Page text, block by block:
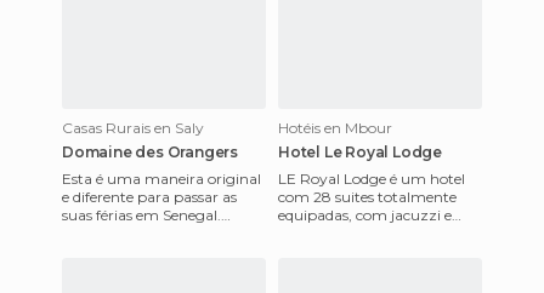
Casas Rurais en Saly
Domaine des Orangers
Esta é uma maneira original
e diferente para passar as
suas férias em Senegal.
Hotéis en Mbour
Hotel Le Royal Lodge
LE Royal Lodge é um hotel
com 28 suites totalmente
equipadas, com jacuzzi e